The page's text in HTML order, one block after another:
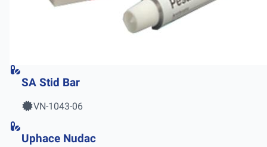
SA Stid Bar
VN-1043-06
Uphace Nudac